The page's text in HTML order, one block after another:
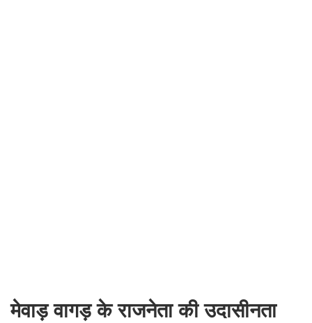
मेवाड़ वागड़ के राजनेता की उदासीनता